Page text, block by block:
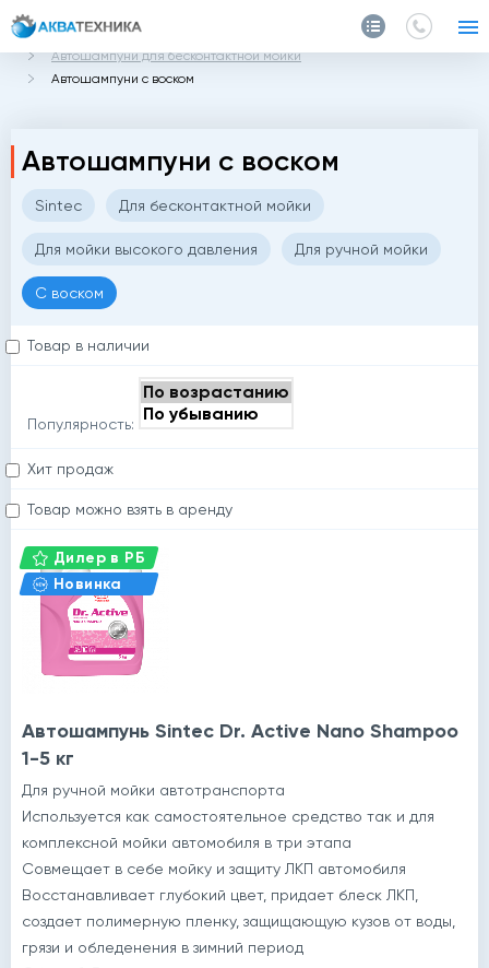
Главная Каталог
Автошампуни для бесконтактной мойки
Автошампуни с воском
Автошампуни с воском
Sintec Для бесконтактной мойки
Для мойки высокого давления Для ручной мойки
С воском
Товар в наличии
Популярность:
Хит продаж
Товар можно взять в аренду
Дилер в РБ
Новинка
Автошампунь Sintec Dr. Active Nano Shampoo
1-5 кг
Для ручной мойки автотранспорта
Используется как самостоятельное средство так и для
комплексной мойки автомобиля в три этапа
Совмещает в себе мойку и защиту ЛКП автомобиля
Восстанавливает глубокий цвет, придает блеск ЛКП,
создает полимерную пленку, защищающую кузов от воды,
грязи и обледенения в зимний период